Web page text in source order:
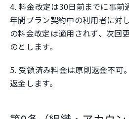
4. 料金改定は30日前までに事前
年間プラン契約中の利用者に対
の料金改定は適用されず、次回
のとします。
5. 受領済み料金は原則返金不可
返金します。